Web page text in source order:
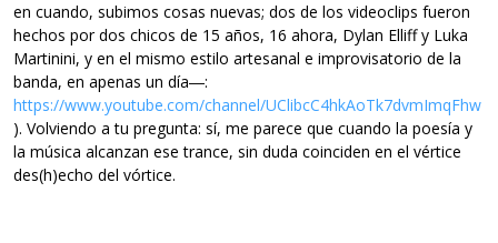
en cuando, subimos cosas nuevas; dos de los videoclips fueron
hechos por dos chicos de 15 años, 16 ahora, Dylan Elliff y Luka
Martinini, y en el mismo estilo artesanal e improvisatorio de la
banda, en apenas un día―:
https://www.youtube.com/channel/UClibcC4hkAoTk7dvmImqFhw
). Volviendo a tu pregunta: sí, me parece que cuando la poesía y
la música alcanzan ese trance, sin duda coinciden en el vértice
des(h)echo del vórtice.